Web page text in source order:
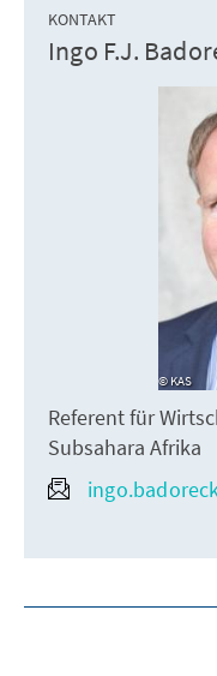
KONTAKT
Ingo F.J.
KAS
Referent für
Subsahara Afrika